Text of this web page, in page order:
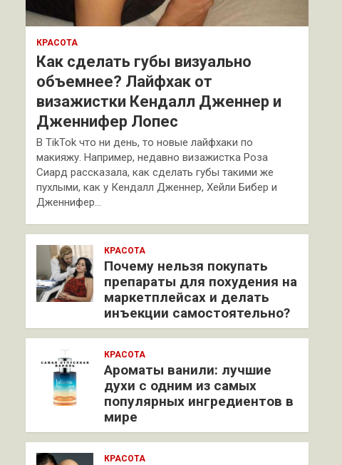
КРАСОТА
Как сделать губы визуально
объемнее? Лайфхак от
визажистки Кендалл Дженнер и
Дженнифер Лопес
В TikTok что ни день, то новые лайфхаки по
макияжу. Например, недавно визажистка Роза
Сиард рассказала, как сделать губы такими же
пухлыми, как у Кендалл Дженнер, Хейли Бибер и
Дженнифер…
КРАСОТА
Почему нельзя покупать
препараты для похудения на
маркетплейсах и делать
инъекции самостоятельно?
КРАСОТА
Ароматы ванили: лучшие
духи с одним из самых
популярных ингредиентов в
мире
КРАСОТА